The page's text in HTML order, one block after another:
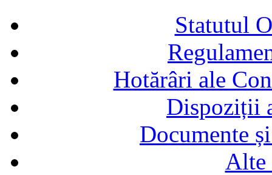
Statutul
Hotărâri ale
Dispoziții
Documente
Alte